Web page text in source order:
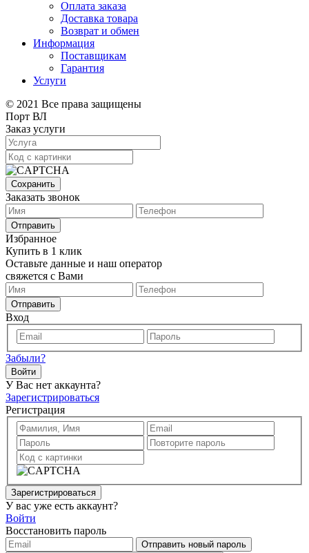
Оплата заказа
Доставка товара
Возврат и обмен
Информация
Поставщикам
Гарантия
Услуги
© 2021 Все права защищены
Порт ВЛ
Заказ услуги
Сохранить
Заказать звонок
Отправить
Избранное
Купить в 1 клик
Оставьте данные и наш оператор
свяжется с Вами
Отправить
Вход
Забыли?
Войти
У Вас нет аккаунта?
Зарегистрироваться
Регистрация
Зарегистрироваться
У вас уже есть аккаунт?
Войти
Восстановить пароль
Отправить новый пароль